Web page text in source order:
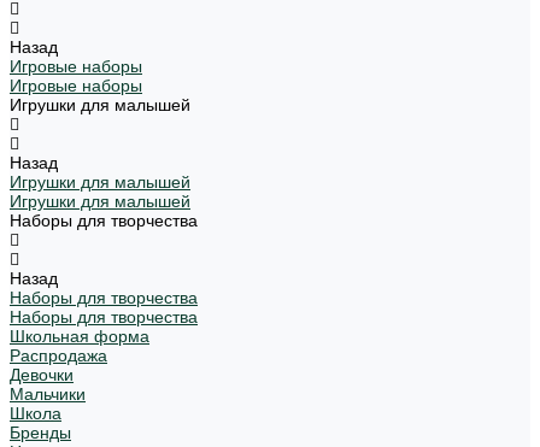
Назад
Игровые наборы
Игровые наборы
Игрушки для малышей
Назад
Игрушки для малышей
Игрушки для малышей
Наборы для творчества
Назад
Наборы для творчества
Наборы для творчества
Школьная форма
Распродажа
Девочки
Мальчики
Школа
Бренды